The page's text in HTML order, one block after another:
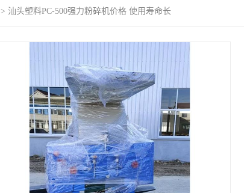
> 汕头塑料PC-500强力粉碎机价格 使用寿命长